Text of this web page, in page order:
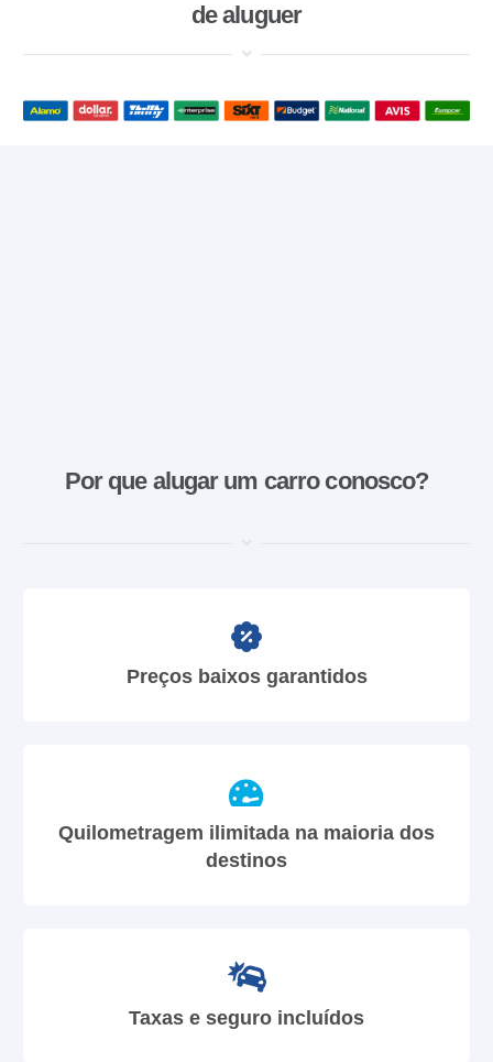
de aluguer
Por que alugar um carro conosco?
Preços baixos garantidos
Quilometragem ilimitada na maioria dos
destinos
Taxas e seguro incluídos